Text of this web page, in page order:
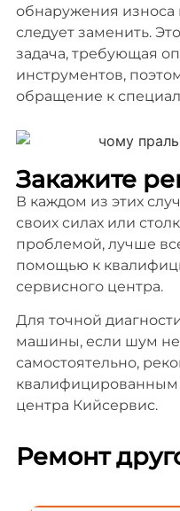
обнаружения
следует заменить.
задача, требующая
инструментов,
обращение к
Закажите
В каждом из этих
своих силах или
проблемой, лучше
помощью к
сервисного центра.
Для точной
машины, если шум не
самостоятельно,
квалифицированным
центра Кийсервис.
Ремонт